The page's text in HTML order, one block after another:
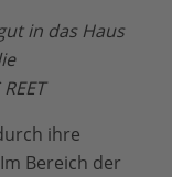
in das Haus
ihre
Bereich der